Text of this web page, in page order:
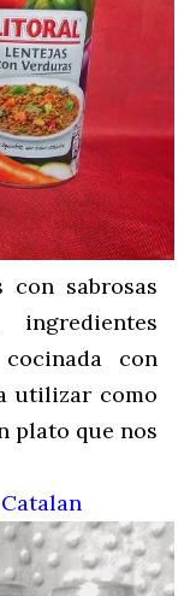
sabrosas
con
utilizar como
plato que nos